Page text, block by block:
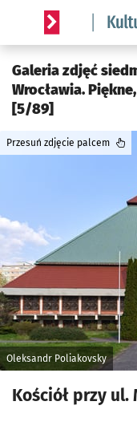
Serwis informacyjny
Galeria zdjęć
Wrocławia.
[5/89]
Oleksandr Poliakovsky
Przesuń zdjęcie palcem
Kościół przy ul.